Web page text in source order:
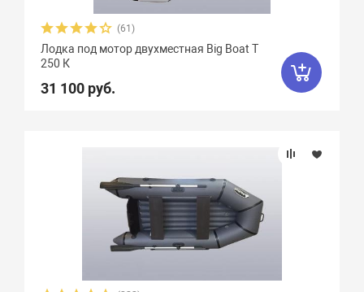
Ширина, см
Длина кокпита, см
Плотность ткани, г/м2
Грузоподъемность
(61)
Лодка под мотор двухместная Big Boat T
250 К
31 100 руб.